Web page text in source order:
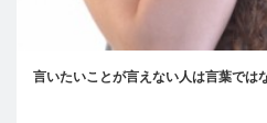
言いたいことが言えない人は言葉では